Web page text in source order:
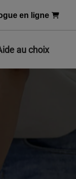
en ligne
au choix